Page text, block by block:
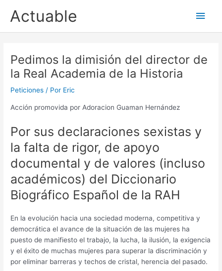
Actuable
Pedimos la dimisión del director de
la Real Academia de la Historia
Peticiones / Por Eric
Acción promovida por Adoracion Guaman Hernández
Por sus declaraciones sexistas y
la falta de rigor, de apoyo
documental y de valores (incluso
académicos) del Diccionario
Biográfico Español de la RAH
En la evolución hacia una sociedad moderna, competitiva y
democrática el avance de la situación de las mujeres ha
puesto de manifiesto el trabajo, la lucha, la ilusión, la exigencia
y el éxito de muchas mujeres para superar la discriminación y
por eliminar barreras y techos de cristal, herencia del pasado.